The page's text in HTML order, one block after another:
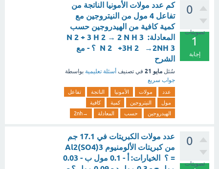
0
تصويتات
1
إجابة
كم عدد مولات الأمونيا الناتجة من
تفاعل 4 مول من النيتروجين مع
كمية كافية من الهيدروجين حسب
المعادلة: N 2 + 3 H 2 → 2 N H 3
N 2 ​ +3H 2 ​ →2NH 3 ​ ؟ - مع
الشرح
سُئل مايو 21 في تصنيف أسئلة تعليمية بواسطة
جواب سريع
عدد مولات الأمونيا الناتجة
تفاعل
مول
النيتروجين كمية
كافية
الهيدروجين
حسب المعادلة →2nh
0
تصويتات
عدد مولات الكبريتات في 17.1 جم
من كبريتات الألومنيوم Al2(SO4)3
= ؟ الخيارات: أ - 0.1 مول ب - 0.03